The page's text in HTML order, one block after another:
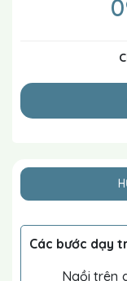
Các bước dạy
Ngồi trên